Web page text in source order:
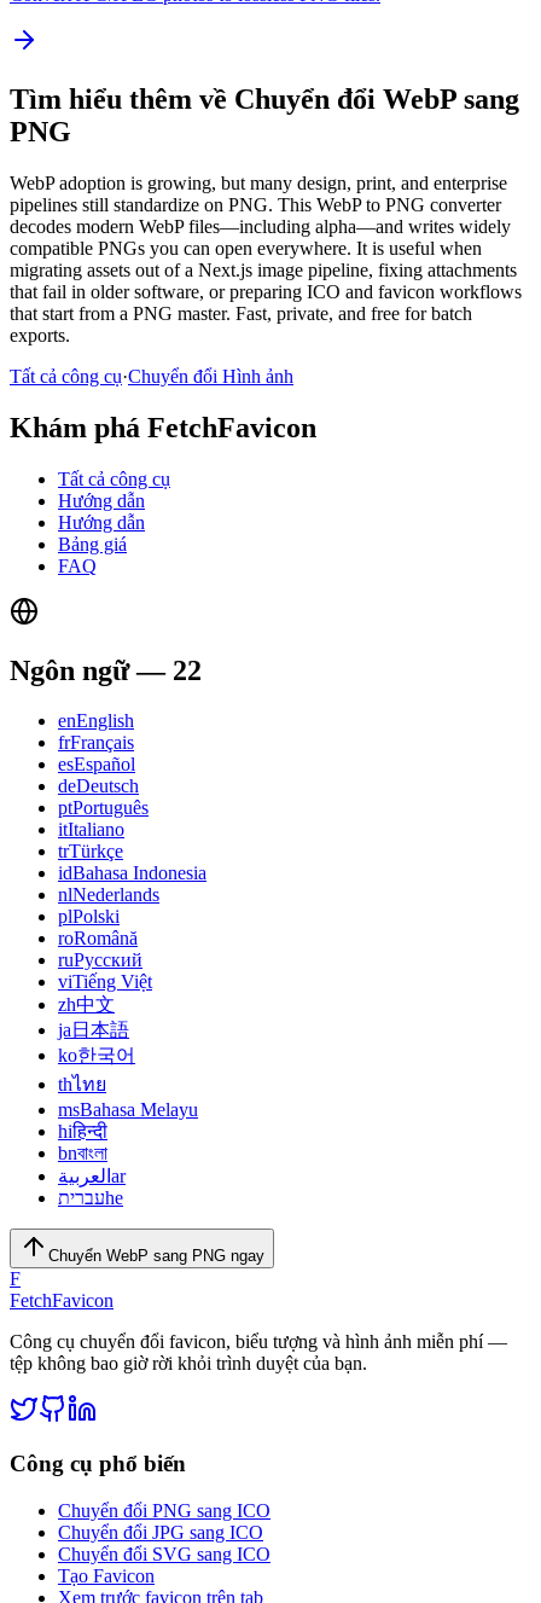
Tìm hiểu thêm về Chuyển đổi WebP sang
PNG
WebP adoption is growing, but many design, print, and enterprise
pipelines still standardize on PNG. This WebP to PNG converter
decodes modern WebP files—including alpha—and writes widely
compatible PNGs you can open everywhere. It is useful when
migrating assets out of a Next.js image pipeline, fixing attachments
that fail in older software, or preparing ICO and favicon workflows
that start from a PNG master. Fast, private, and free for batch
exports.
Tất cả công cụ·Chuyển đổi Hình ảnh
Khám phá FetchFavicon
Tất cả công cụ
Hướng dẫn
Hướng dẫn
Bảng giá
FAQ
Ngôn ngữ— 22
enEnglish
frFrançais
esEspañol
deDeutsch
ptPortuguês
itItaliano
trTürkçe
idBahasa Indonesia
nlNederlands
plPolski
roRomână
ruРусский
viTiếng Việt
zh中文
ja日本語
ko한국어
thไทย
msBahasa Melayu
hiहिन्दी
bnবাংলা
ar العربية
heעברית
Chuyển WebP sang PNG ngay
F
FetchFavicon
Công cụ chuyển đổi favicon, biểu tượng và hình ảnh miễn phí —
tệp không bao giờ rời khỏi trình duyệt của bạn.
Công cụ phổ biến
Chuyển đổi PNG sang ICO
Chuyển đổi JPG sang ICO
Chuyển đổi SVG sang ICO
Tạo Favicon
Xem trước favicon trên tab